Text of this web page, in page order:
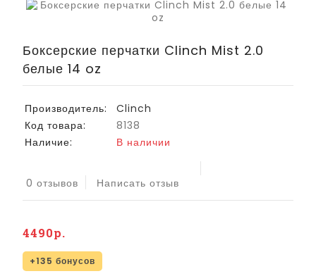
Боксерские перчатки Clinch Mist 2.0
белые 14 oz
Производитель:
Clinch
Код товара:
8138
Наличие:
В наличии
0 отзывов Написать отзыв
4490р.
+135 бонусов